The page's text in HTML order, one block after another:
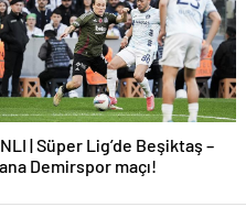
| Süper Lig’de Beşiktaş –
Demirspor maçı!